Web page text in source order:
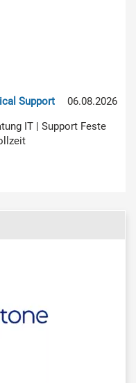
06.08.2026
Support
IT | Support Feste